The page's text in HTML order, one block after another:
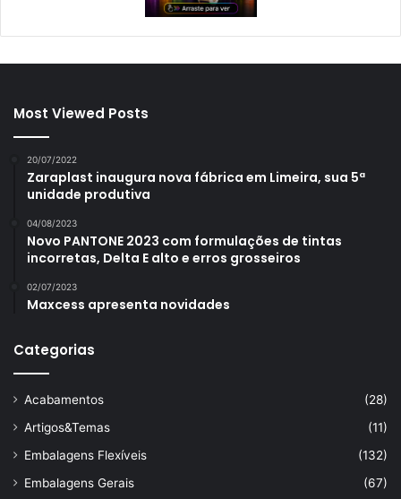
Most Viewed Posts
20/07/2022
Zaraplast inaugura nova fábrica em Limeira, sua 5ª
unidade produtiva
04/08/2023
Novo PANTONE 2023 com formulações de tintas
incorretas, Delta E alto e erros grosseiros
02/07/2023
Maxcess apresenta novidades
Categorias
Acabamentos
(28)
Artigos&Temas
(11)
Embalagens Flexíveis
(132)
Embalagens Gerais
(67)